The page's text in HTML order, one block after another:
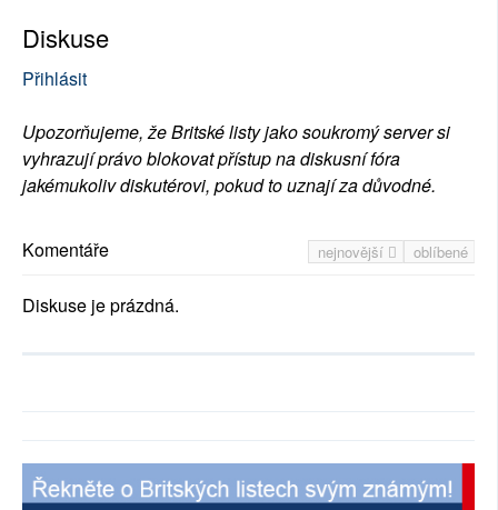
Diskuse
Přihlásit
Upozorňujeme, že Britské listy jako soukromý server si
vyhrazují právo blokovat přístup na diskusní fóra
jakémukoliv diskutérovi, pokud to uznají za důvodné.
nejnovější oblíbené
Komentáře
Diskuse je prázdná.